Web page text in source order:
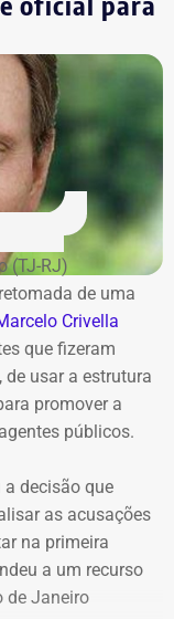
em espécie
em dinheiro
para consulta
(TJ-RJ)
de uma
Crivella
que fizeram
usar a estrutura
promover a
públicos.
a decisão que
as acusações
na primeira
a um recurso
de Janeiro